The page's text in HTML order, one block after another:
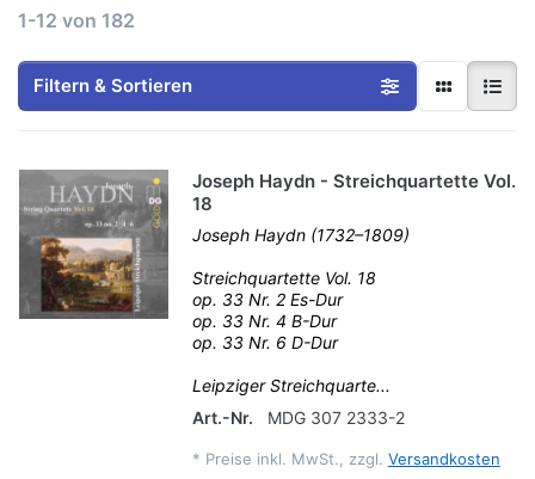
1-12 von 182
Filtern & Sortieren
Joseph Haydn - Streichquartette Vol.
18
Joseph Haydn (1732–1809)
Streichquartette Vol. 18
op. 33 Nr. 2 Es-Dur
op. 33 Nr. 4 B-Dur
op. 33 Nr. 6 D-Dur
Leipziger Streichquarte...
Art.-Nr.
MDG 307 2333-2
* Preise inkl. MwSt., zzgl. Versandkosten